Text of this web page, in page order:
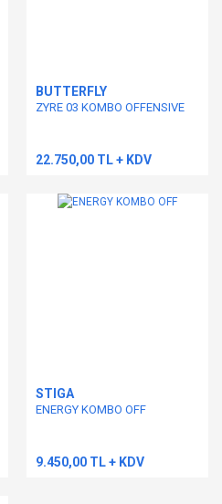
BUTTERFLY
ZYRE 03 KOMBO OFFENSIVE
22.750,00 TL + KDV
STIGA
ENERGY KOMBO OFF
9.450,00 TL + KDV